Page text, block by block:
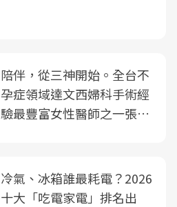
陪伴，從三神開始。全台不
孕症領域達文西婦科手術經
驗最豐富女性醫師之一張永
光田醫院建構360度女性健
康照護生態圈
冷氣、冰箱誰最耗電？2026
十大「吃電家電」排名出